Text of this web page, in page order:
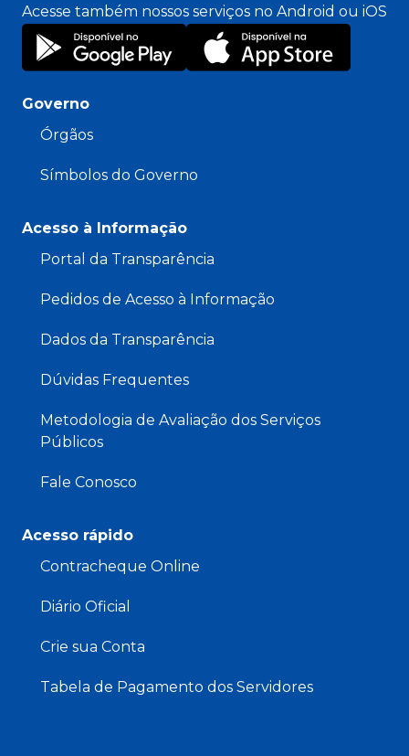
Acesse também nossos serviços no Android ou iOS
Governo
Órgãos
Símbolos do Governo
Acesso à Informação
Portal da Transparência
Pedidos de Acesso à Informação
Dados da Transparência
Dúvidas Frequentes
Metodologia de Avaliação dos Serviços
Públicos
Fale Conosco
Acesso rápido
Contracheque Online
Diário Oficial
Crie sua Conta
Tabela de Pagamento dos Servidores